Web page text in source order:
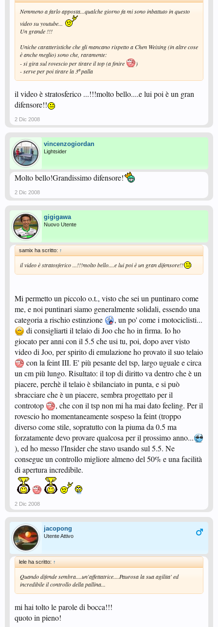
Nemmeno a farlo apposta...qualche giorno fa mi sono inbattuto in questo
video su youtube...
Un grande !!!
Uniche caratteristiche che gli mancano rispetto a Chen Weixing (in altre cose
è anche meglio) sono che, raramente:
- si gira sul rovescio per tirare il top (a finire
)
- serve per poi tirare la 3ª palla
il video è stratosferico ...!!!molto bello....e lui poi è un gran
difensore!!
2 Dic 2008
vincenzogiordan
Lightsider
Molto bello!Grandissimo difensore!
2 Dic 2008
gigigawa
Nuovo Utente
samix ha scritto: ↑
il video è stratosferico ...!!!molto bello....e lui poi è un gran difensore!!
Mi permetto un piccolo o.t., visto che sei un puntinaro come
me, e noi puntinari siamo generalmente solidali, essendo una
categoria a rischio estinzione
, un po' come i motociclisti...
di consigliarti il telaio di Joo che ho in firma. Io ho
giocato per anni con il 5.5 che usi tu, poi, dopo aver visto
video di Joo, per spirito di emulazione ho provato il suo telaio
con la feint III. E' più pesante del tsp, largo uguale e circa
un cm più lungo. Risultato: il top di diritto va dentro che è un
piacere, perchè il telaio è sbilanciato in punta, e si può
sbracciare che è un piacere, sembra progettato per il
controtop
, che con il tsp non mi ha mai dato feeling. Per il
rovescio ho momentaneamente sospeso la feint (troppo
diverso come stile, sopratutto con la piuma da 0.5 ma
forzatamente devo provare qualcosa per il prossimo anno...
), ed ho messo l'Insider che stavo usando sul 5.5. Ne
consegue un controllo migliore almeno del 50% e una facilità
di apertura incredibile.
2 Dic 2008
jacopong
Utente Attivo
lele ha scritto: ↑
Quando difende sembra....un'affettatrice....Paurosa la sua agilita' ed
incredibile il controllo della pallina...
mi hai tolto le parole di bocca!!!
quoto in pieno!